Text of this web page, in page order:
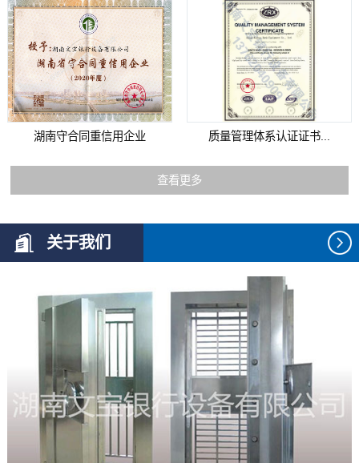
湖南守合同重信用企业 质量管理体系认证证书...
查看更多
关于我们